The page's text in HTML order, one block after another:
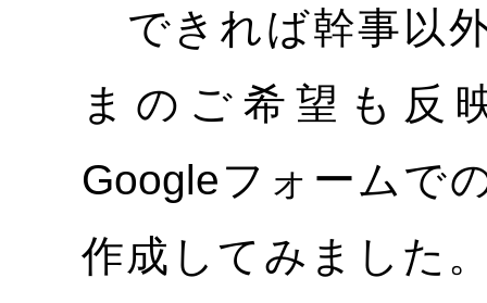
できれば幹事以
まのご希望も反
Googleフォームで
作成してみました